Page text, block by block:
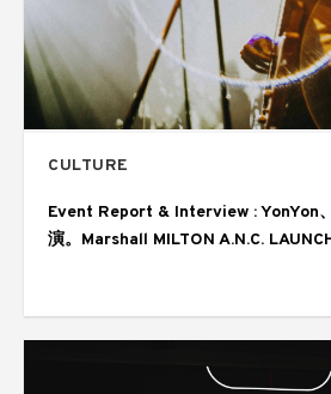
CULTURE
Event Report & Interview : YonYon
演。Marshall MILTON A.N.C.